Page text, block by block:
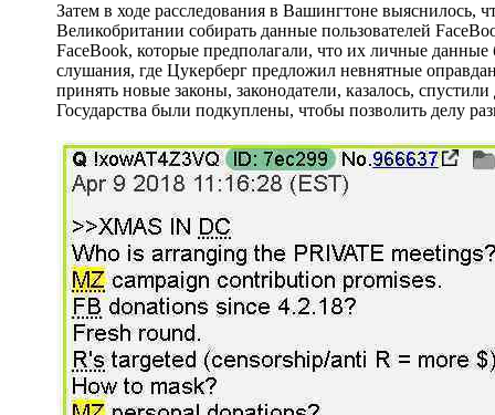
Затем в ходе расследования в Вашингтоне выяснилось,
Великобритании собирать данные пользователей
FaceBook, которые предполагали, что их личные
слушания, где Цукерберг предложил невнятные
принять новые законы, законодатели, казалось,
Государства были подкуплены, чтобы позволить делу